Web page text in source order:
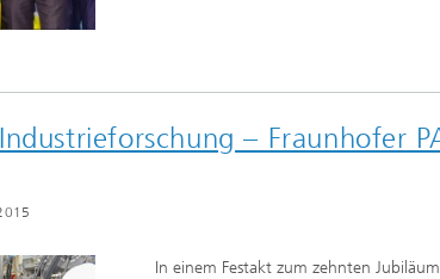
– Fraunhofer
In einem Festakt zum zehnten